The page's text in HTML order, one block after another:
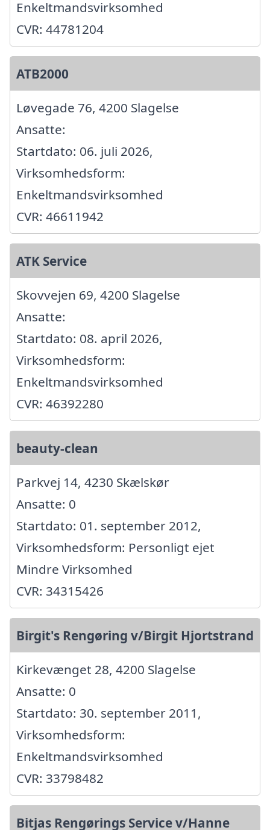
Enkeltmandsvirksomhed
CVR: 44781204
ATB2000
Løvegade 76, 4200 Slagelse
Ansatte:
Startdato: 06. juli 2026,
Virksomhedsform:
Enkeltmandsvirksomhed
CVR: 46611942
ATK Service
Skovvejen 69, 4200 Slagelse
Ansatte:
Startdato: 08. april 2026,
Virksomhedsform:
Enkeltmandsvirksomhed
CVR: 46392280
beauty-clean
Parkvej 14, 4230 Skælskør
Ansatte: 0
Startdato: 01. september 2012,
Virksomhedsform: Personligt ejet
Mindre Virksomhed
CVR: 34315426
Birgit's Rengøring v/Birgit Hjortstrand
Kirkevænget 28, 4200 Slagelse
Ansatte: 0
Startdato: 30. september 2011,
Virksomhedsform:
Enkeltmandsvirksomhed
CVR: 33798482
Bitjas Rengørings Service v/Hanne